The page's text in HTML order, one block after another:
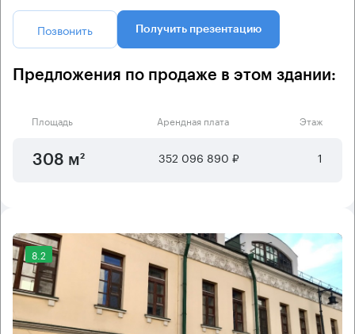
Позвонить Получить презентацию
Предложения по продаже в этом здании:
Площадь Арендная плата Этаж
308 м² 352 096 890 ₽ 1
8.2